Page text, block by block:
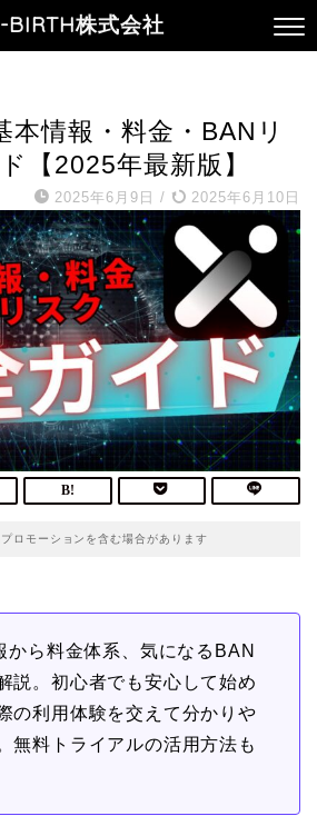
BIRTH株式会社
本情報・料金・BANリ
【2025年最新版】
2025年6月9日 / 2025年6月10日
ロモーションを含む場合があります
から料金体系、気になるBAN
説。初心者でも安心して始め
の利用体験を交えて分かりや
無料トライアルの活用方法も